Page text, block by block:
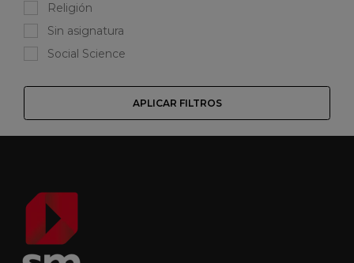
Religión
Sin asignatura
Social Science
APLICAR FILTROS